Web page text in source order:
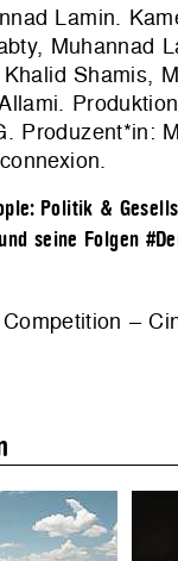
Lamin.
Muhannad
Shamis,
. Produzent*in:
.
Politik &
seine Folgen
–